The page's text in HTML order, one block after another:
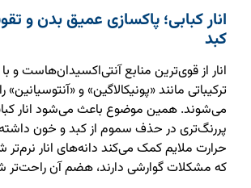
انار کبابی؛ پاکسازی عمیق بدن و
کبد
انار از قوی‌ترین منابع آنتی‌اکسیدان‌هاست و
ترکیباتی مانند «پونیکالاگین» و «آنتوسیانین»
می‌شوند. همین موضوع باعث می‌شود انار
پررنگ‌تری در حذف سموم از کبد و خون
حرارت ملایم کمک می‌کند دانه‌های انار نرم‌تر
که مشکلات گوارشی دارند، هضم آن راحت‌تر